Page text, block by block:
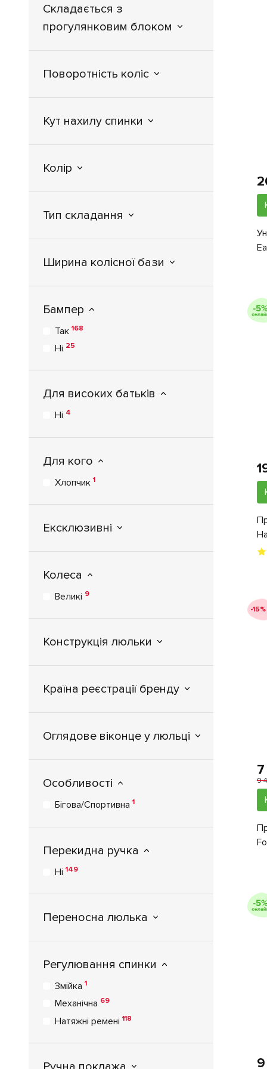
Maxi-Cosi
Mioobaby
OSANN2
Silver - Cross3
Stokke
Twistshake 1
VivaKids5
Складається з
прогулянковим блоком
Поворотність коліс
Кут нахилу спинки
Колір
Тип складання
Ширина колісної бази
Бампер
Так168
Ні 25
Для високих батьків
Ні 4
Для кого
Хлопчик1
Ексклюзивні
Колеса
Великі 9
Конструкція люльки
Країна реєстрації бренду
Оглядове віконце у люльці
Особливості
Бігова/Спортивна1
Перекидна ручка
Ні149
Переносна люлька
Регулювання спинки
Змійка1
Механічна 69
Натяжні ремені118
-15%
9